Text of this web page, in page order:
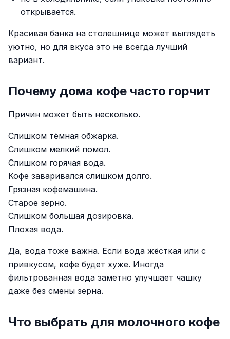
открывается.
Красивая банка на столешнице может выглядеть
уютно, но для вкуса это не всегда лучший
вариант.
Почему дома кофе часто горчит
Причин может быть несколько.
Слишком тёмная обжарка.
Слишком мелкий помол.
Слишком горячая вода.
Кофе заваривался слишком долго.
Грязная кофемашина.
Старое зерно.
Слишком большая дозировка.
Плохая вода.
Да, вода тоже важна. Если вода жёсткая или с
привкусом, кофе будет хуже. Иногда
фильтрованная вода заметно улучшает чашку
даже без смены зерна.
Что выбрать для молочного кофе